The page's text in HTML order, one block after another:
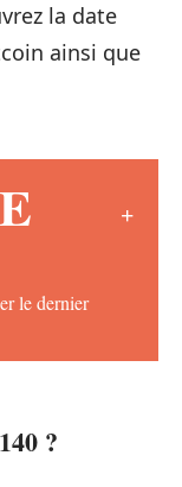
la date
ainsi que
le dernier
?